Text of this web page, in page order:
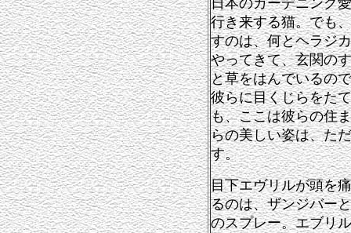
日本のガーデニング
行き来する猫。でも
すのは、何とヘラジ
やってきて、玄関の
と草をはんでいるの
彼らに目くじらをた
も、ここは彼らの住
らの美しい姿は、た
す。
目下エヴリルが頭を
るのは、ザンジバー
のスプレー。エブリ